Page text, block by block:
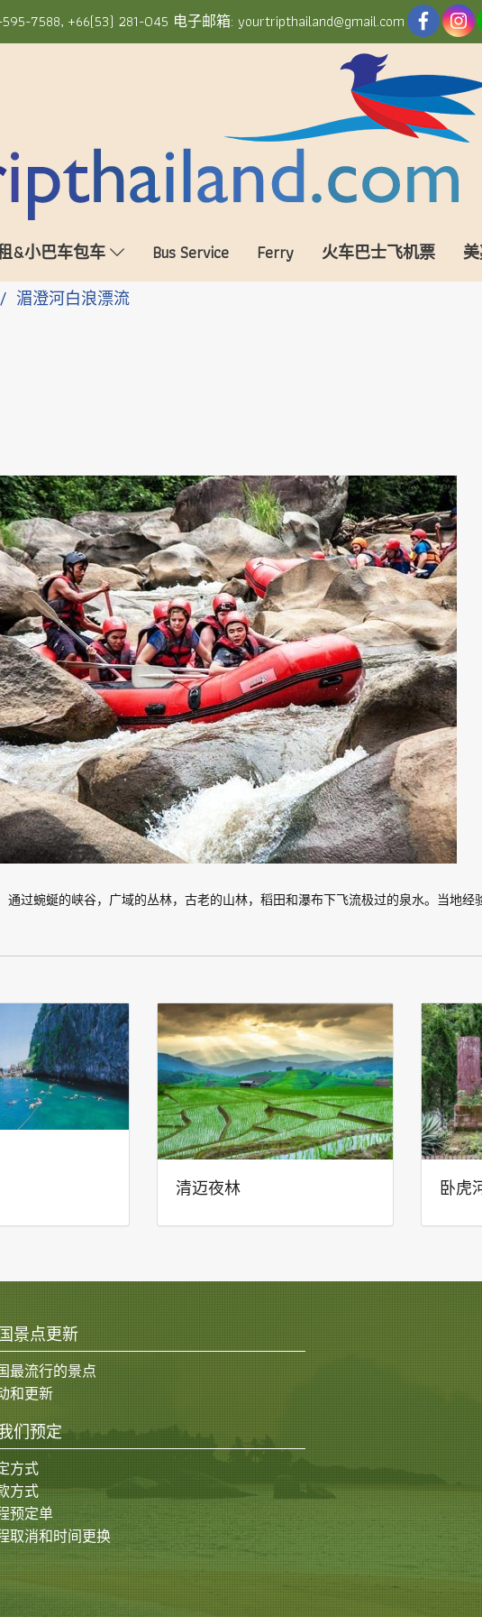
7588, +66(53) 281-045 电子邮箱: yourtripthailand@gmail.com
&小巴车包车 Bus Service Ferry 火车巴士飞机票
湄澄河白浪漂流
过蜿蜒的峡谷，广域的丛林，古老的山林，稻田和瀑布下飞流极过的泉水。当地经
清迈夜林
卧虎
景点更新
最流行的景点
和更新
们预定
方式
方式
预定单
取消和时间更换